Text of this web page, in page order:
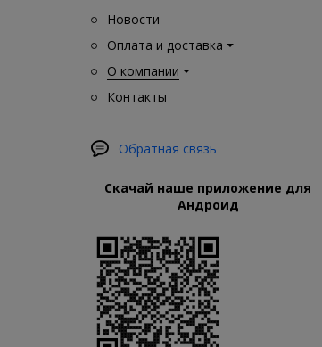
Новости
Оплата и доставка
О компании
Контакты
Обратная связь
Скачай наше приложение для
Андроид